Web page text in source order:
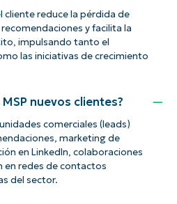
cliente reduce la pérdida de
y facilita la
impulsando tanto el
las iniciativas de crecimiento
nuevos clientes?
comerciales (leads)
marketing de
en LinkedIn, colaboraciones
en redes de contactos
del sector.